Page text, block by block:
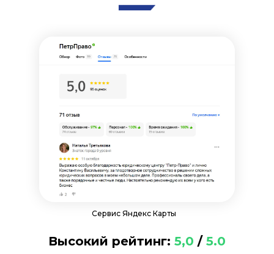
Высокий рейтинг: 5,0 / 5.0
Сервис Яндекс Карты